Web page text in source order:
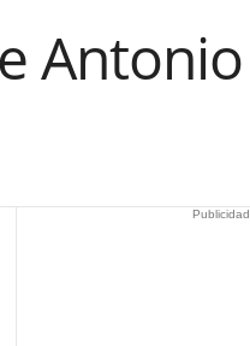
Antonio
Publicidad